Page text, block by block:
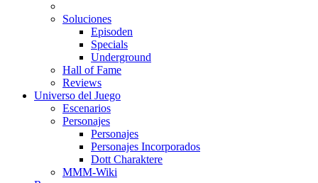
Soluciones
Episoden
Specials
Underground
Hall of Fame
Reviews
Universo del Juego
Escenarios
Personajes
Personajes
Personajes Incorporados
Dott Charaktere
MMM-Wiki